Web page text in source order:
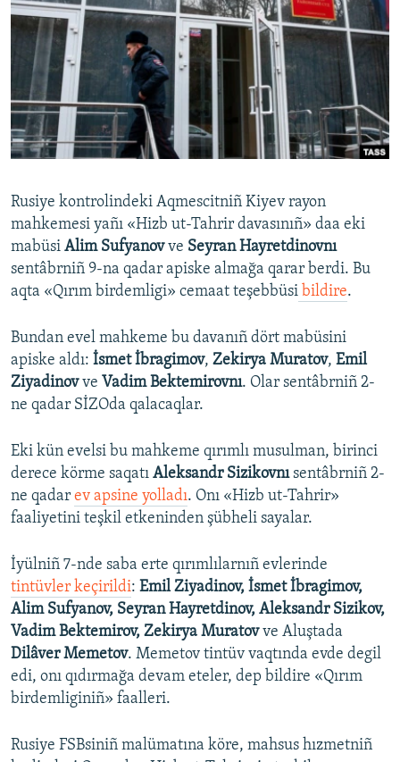
BLOGLAR
FİKİR
Русский
Українською
RFE/RS bütün saytları
Rusiye kontrolindeki Aqmescitniñ Kiyev rayon
mahkemesi yañı «Hizb ut-Tahrir davasınıñ» daa eki
mabüsi Alim Sufyanovve Seyran Hayretdinovnı
sentâbrniñ 9-na qadar apiske almağa qarar berdi. Bu
aqta «Qırım birdemligi» cemaat teşebbüsi bildire.
Bundan evel mahkeme bu davanıñ dört mabüsini
apiske aldı: İsmet İbragimov, Zekirya Muratov, Emil
Ziyadinovve Vadim Bektemirovnı. Olar sentâbrniñ 2-
ne qadar SİZOda qalacaqlar.
Eki kün evelsi bu mahkeme qırımlı musulman, birinci
derece körme saqatı Aleksandr Sizikovnısentâbrniñ 2-
ne qadar ev apsine yolladı. Onı «Hizb ut-Tahrir»
faaliyetini teşkil etkeninden şübheli sayalar.
İyülniñ 7-nde saba erte qırımlılarnıñ evlerinde
tintüvler keçirildi: Emil Ziyadinov, İsmet İbragimov,
Alim Sufyanov, Seyran Hayretdinov, Aleksandr Sizikov,
Vadim Bektemirov, Zekirya Muratovve Aluştada
Dilâver Memetov. Memetov tintüv vaqtında evde degil
edi, onı qıdırmağa devam eteler, dep bildire «Qırım
birdemliginiñ» faalleri.
Rusiye FSBsiniñ malümatına köre, mahsus hızmetniñ